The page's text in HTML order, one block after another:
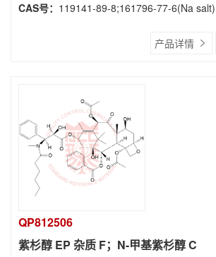
CAS号： 119141-89-8;161796-77-6(Na salt)
产品详情
QP812506
紫杉醇 EP 杂质 F；N-甲基紫杉醇 C